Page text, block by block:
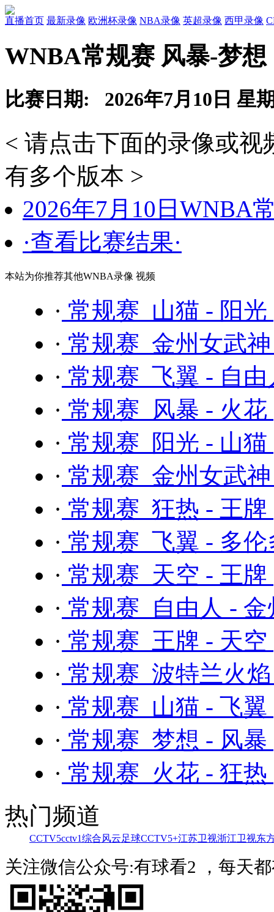
直播首页 最新录像 欧洲杯录像 NBA录像 英超录像 西甲录像
WNBA常规赛 风暴-梦想
比赛日期: 2026年7月10日 星
< 请点击下面的录像或
有多个版本 >
2026年7月10日WNBA
·查看比赛结果·
本站为你推荐其他WNBA录像 视频
· 常规赛 山猫 - 阳光
· 常规赛 金州女武
· 常规赛 飞翼 - 自
· 常规赛 风暴 - 火花
· 常规赛 阳光 - 山猫
· 常规赛 金州女武
· 常规赛 狂热 - 王牌
· 常规赛 飞翼 - 多
· 常规赛 天空 - 王牌
· 常规赛 自由人 -
· 常规赛 王牌 - 天空
· 常规赛 波特兰火
· 常规赛 山猫 - 飞翼
· 常规赛 梦想 - 风暴
· 常规赛 火花 - 狂热
热门频道
CCTV5cctv1综合风云足球CCTV5+江苏卫视浙江卫视东
关注微信公众号:有球看2 ，每天